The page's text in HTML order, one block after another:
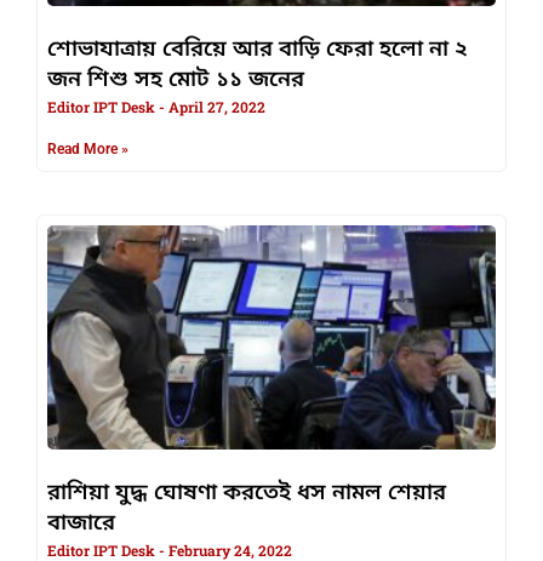
শোভাযাত্রায় বেরিয়ে আর বাড়ি ফেরা হলো না ২
জন শিশু সহ মোট ১১ জনের
Editor IPT Desk April 27, 2022
Read More »
রাশিয়া যুদ্ধ ঘোষণা করতেই ধস নামল শেয়ার
বাজারে
Editor IPT Desk February 24, 2022